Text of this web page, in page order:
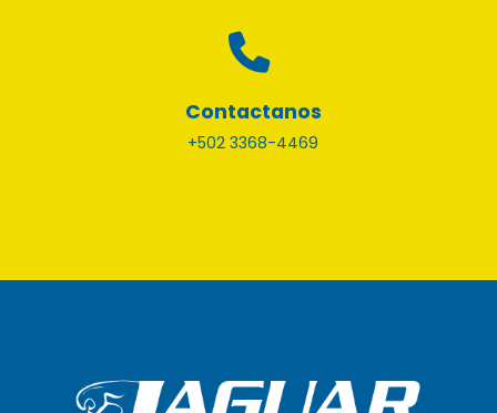
Contactanos
+502 3368-4469